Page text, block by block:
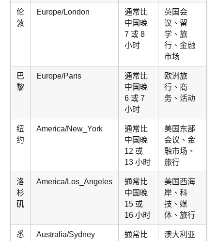
伦
敦
Europe/London
通常比
中国晚
7 或 8
小时
英国会
议、留
学、旅
行、金融
市场
巴
黎
Europe/Paris
通常比
中国晚
6 或 7
小时
欧洲旅
行、商
务、活动
纽
约
America/New_York
通常比
中国晚
12 或
13 小时
美国东部
会议、金
融市场、
旅行
洛
杉
矶
America/Los_Angeles
通常比
中国晚
15 或
16 小时
美国西海
岸、科
技、媒
体、旅行
悉
Australia/Sydney
通常比
澳大利亚